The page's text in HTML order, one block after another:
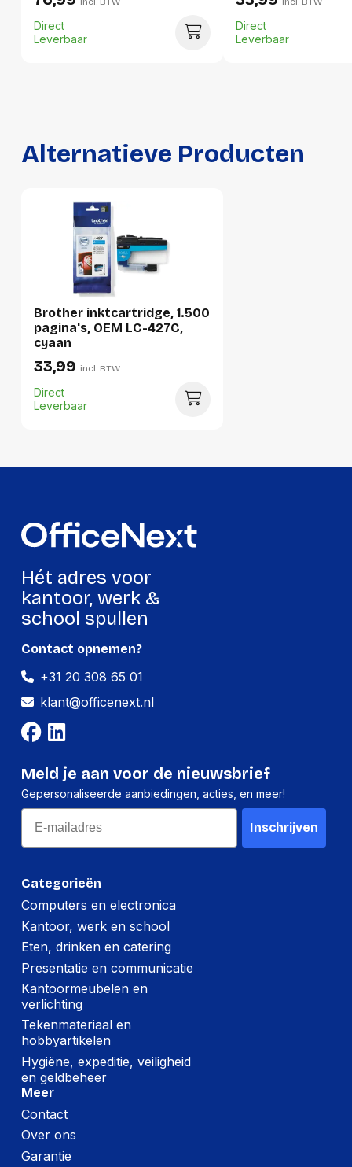
Lengte:
190 millimeter
Gewicht:
106 gram
Breedte:
105 millimeter
Gewicht:
Direct
Leverbaar
Direct
Leverbaar
Alternatieve Producten
Brother inktcartridge, 1.500
pagina's, OEM LC-427C,
cyaan
33,99 incl. BTW
Direct
Leverbaar
Hét adres voor
kantoor, werk &
school spullen
Categorieën
Computers en electronica
Kantoor, werk en school
Eten, drinken en catering
Presentatie en communicatie
Kantoormeubelen en
verlichting
Tekenmateriaal en
hobbyartikelen
Hygiëne, expeditie, veiligheid
en geldbeheer
Meer
Contact
Over ons
Garantie
Contact opnemen?
+31 20 308 65 01
klant@officenext.nl
Meld je aan voor de nieuwsbrief
Gepersonaliseerde aanbiedingen, acties, en meer!
Email
Inschrijven